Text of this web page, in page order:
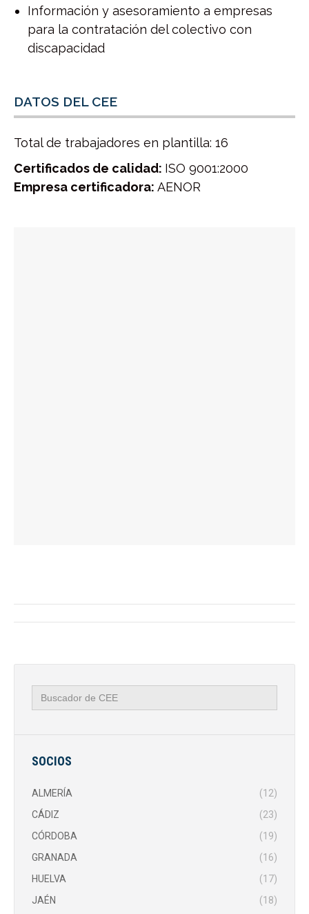
Información y asesoramiento a empresas
para la contratación del colectivo con
discapacidad
DATOS DEL CEE
Total de trabajadores en plantilla: 16
Certificados de calidad: ISO 9001:2000
Empresa certificadora: AENOR
Navegación
entre
publicaciones
Buscar:
SOCIOS
ALMERÍA
(12)
CÁDIZ
(23)
CÓRDOBA
(19)
GRANADA
(16)
HUELVA
(17)
JAÉN
(18)